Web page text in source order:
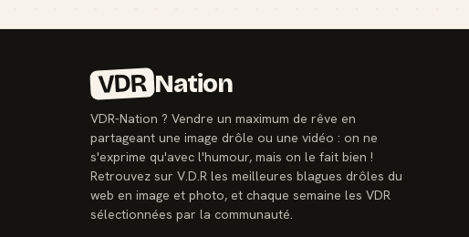
VDR Nation
VDR-Nation ? Vendre un maximum de rêve en
partageant une image drôle ou une vidéo : on ne
s'exprime qu'avec l'humour, mais on le fait bien !
Retrouvez sur V.D.R les meilleures blagues drôles du
web en image et photo, et chaque semaine les VDR
sélectionnées par la communauté.